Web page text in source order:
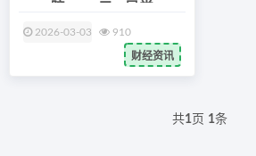
2026-03-03 910
财经资讯
共1 页 1条